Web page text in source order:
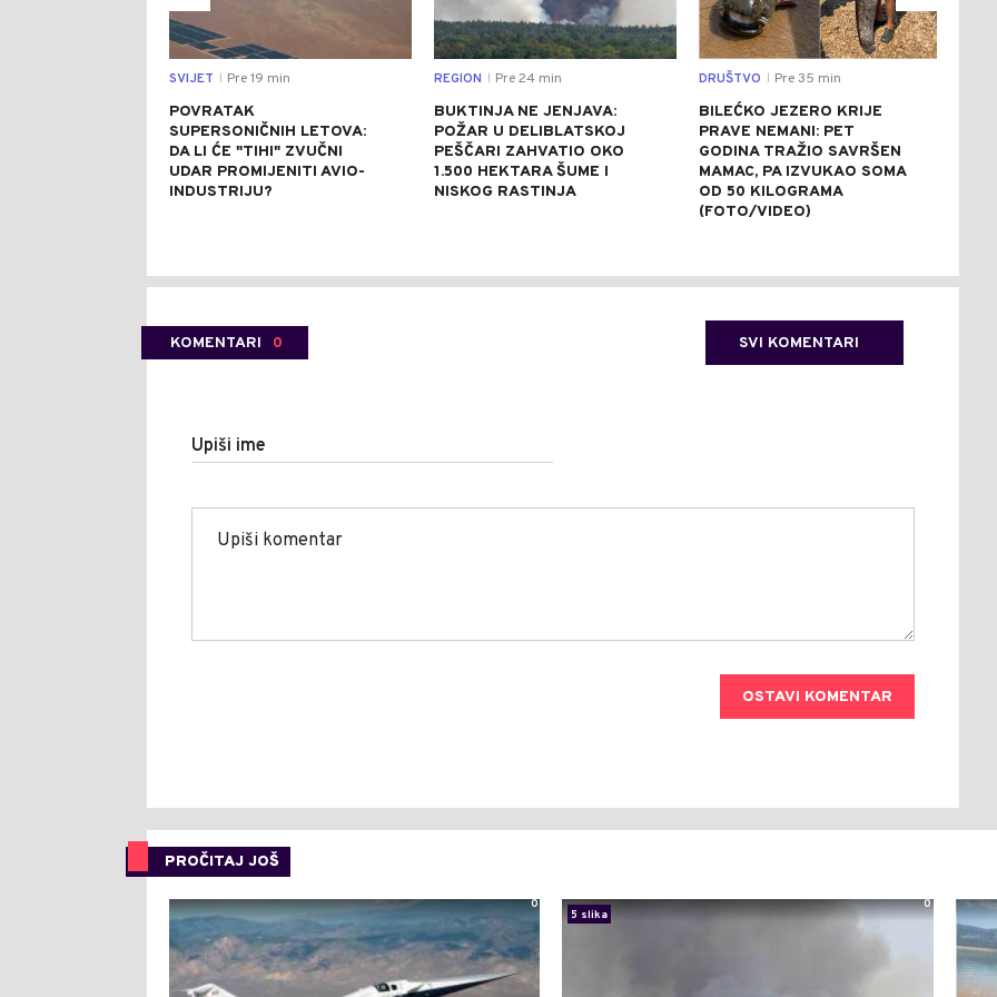
SVIJET Pre 19 min
POVRATAK
SUPERSONIČNIH LETOVA:
DA LI ĆE "TIHI" ZVUČNI
UDAR PROMIJENITI AVIO-
INDUSTRIJU?
REGION Pre 24 min
BUKTINJA NE JENJAVA:
POŽAR U DELIBLATSKOJ
PEŠČARI ZAHVATIO OKO
1.500 HEKTARA ŠUME I
NISKOG RASTINJA
DRUŠTVO Pre 35 min
BILEĆKO JEZERO KRIJE
PRAVE NEMANI: PET
GODINA TRAŽIO SAVRŠEN
MAMAC, PA IZVUKAO SOMA
OD 50 KILOGRAMA
(FOTO/VIDEO)
KOMENTARI 0 SVI KOMENTARI
Upiši ime
OSTAVI KOMENTAR
PROČITAJ JOŠ
0
5 slika
0